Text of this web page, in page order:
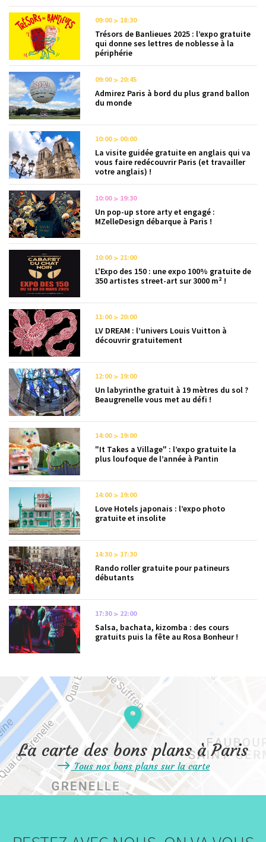
09:00 18:30
Trésors de Banlieues 2025 : l’expo gratuite
qui donne ses lettres de noblesse à la
périphérie
09:00 20:45
Admirez Paris à bord du plus grand ballon
du monde
10:00 00:00
La visite guidée gratuite en anglais qui va
vous faire redécouvrir Paris (et travailler
votre anglais) !
10:00 19:30
Un pop-up store arty et engagé :
MZelleDesign débarque à Paris !
10:00 21:00
L'Expo des 150 : une expo 100% gratuite de
350 artistes street-art sur 3000 m² !
11:00 20:00
LV DREAM : l’univers Louis Vuitton à
découvrir gratuitement
12:00 19:00
Un labyrinthe gratuit à 19 mètres du sol ?
Beaugrenelle vous met au défi !
14:00 19:00
"It Takes a Village" : l’expo gratuite la
plus loufoque de l’année à Pantin
14:00 19:00
Love Hotels japonais : l’expo photo
gratuite et insolite
14:30 17:30
Rando roller gratuite pour patineurs
débutants
17:30 22:00
Salsa, bachata, kizomba : des cours
gratuits puis la fête au Rosa Bonheur !
La carte des bons plans à Paris
Tous nos bons plans sur la carte